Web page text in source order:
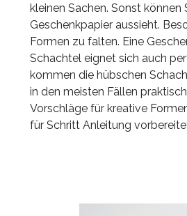
kleinen Sachen. Sonst
Geschenkpapier aussieht.
Formen zu falten. Eine
Schachtel eignet sich auch
kommen die hübschen
in den meisten Fällen
Vorschläge für kreative
für Schritt Anleitung